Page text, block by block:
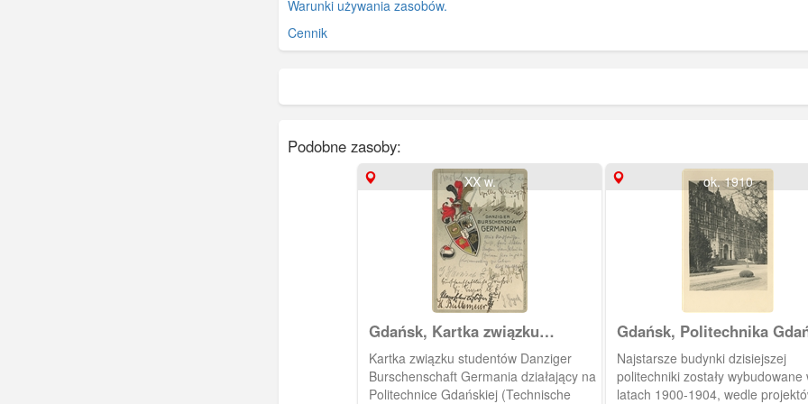
Warunki używania zasobów.
Cennik
Podobne zasoby:
XX w.
Gdańsk, Kartka związku
studentów Germania
Kartka związku studentów Danziger
Burschenschaft Germania działający na
Politechnice Gdańskiej (Technische
ok. 1910
Gdańsk, Politechnika
Najstarsze budynki dzisiejszej
politechniki zostały wybudowane
latach 1900-1904, wedle